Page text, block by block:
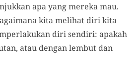
apa yang mereka mau.
kita melihat diri kita
diri sendiri: apakah
atau dengan lembut dan